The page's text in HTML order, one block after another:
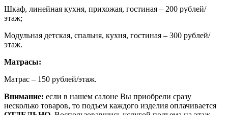
Шкаф, линейная кухня, прихожая, гостиная – 200 рублей/
этаж;
Модульная детская, спальня, кухня, гостиная – 300 рублей/
этаж.
Матрасы:
Матрас – 150 рублей/этаж.
Внимание: если в нашем салоне Вы приобрели сразу
несколько товаров, то подъем каждого изделия оплачивается